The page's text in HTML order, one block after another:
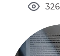
326